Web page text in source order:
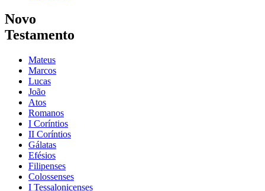
Novo
Testamento
Mateus
Marcos
Lucas
João
Atos
Romanos
I Coríntios
II Coríntios
Gálatas
Efésios
Filipenses
Colossenses
I Tessalonicenses